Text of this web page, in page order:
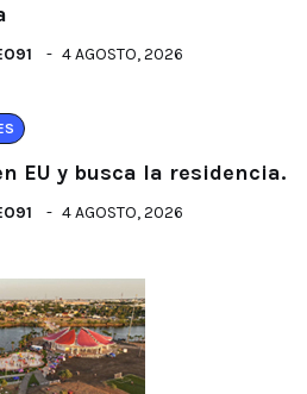
4 AGOSTO, 2026
EU y busca la residencia.
4 AGOSTO, 2026